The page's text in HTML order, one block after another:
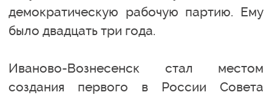
демократическую рабочую партию. Ему
было двадцать три года.
Иваново-Вознесенск стал местом
создания первого в России Совета